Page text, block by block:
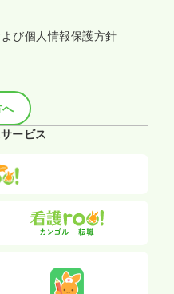
び個人情報保護方針
ービス